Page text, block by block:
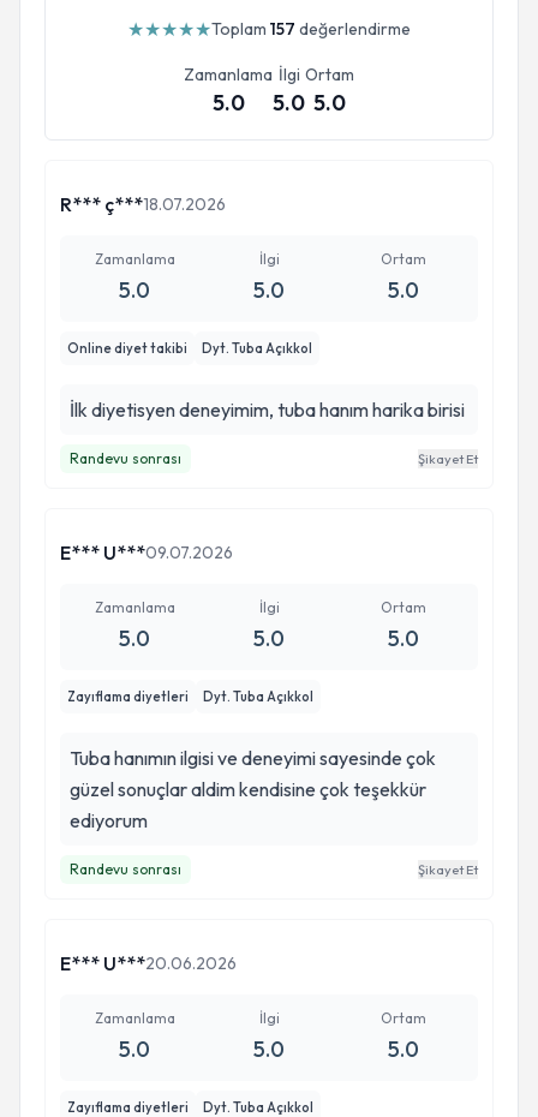
★★★★★Toplam 157 değerlendirme
Zamanlama
5.0
İlgi
5.0
Ortam
5.0
R*** ç***18.07.2026
Zamanlama
5.0
İlgi
5.0
Ortam
5.0
Online diyet takibi Dyt. Tuba Açıkkol
İlk diyetisyen deneyimim, tuba hanım harika birisi
Randevu sonrası Şikayet Et
E*** U***09.07.2026
Zamanlama
5.0
İlgi
5.0
Ortam
5.0
Zayıflama diyetleri Dyt. Tuba Açıkkol
Tuba hanımın ilgisi ve deneyimi sayesinde çok
güzel sonuçlar aldim kendisine çok teşekkür
ediyorum
Randevu sonrası Şikayet Et
E*** U***20.06.2026
Zamanlama
5.0
İlgi
5.0
Ortam
5.0
Zayıflama diyetleri Dyt. Tuba Açıkkol